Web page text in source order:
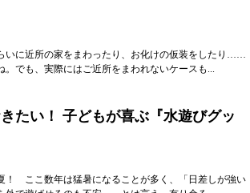
いに近所の家をまわったり、お化けの仮装をしたり……
。でも、実際にはご近所をまわれないケースも...
たい！ 子どもが喜ぶ『水遊びグッ
！ ここ数年は猛暑になることが多く、「日差しが強い